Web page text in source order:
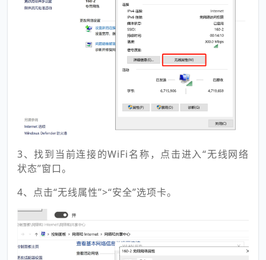
3、找到当前连接的WiFi名称，点击进入“无线网络
状态”窗口。
4、点击“无线属性”>“安全”选项卡。